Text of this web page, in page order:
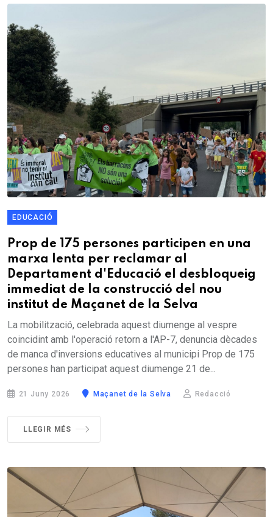
EDUCACIÓ
Prop de 175 persones participen en una
marxa lenta per reclamar al
Departament d'Educació el desbloqueig
immediat de la construcció del nou
institut de Maçanet de la Selva
La mobilització, celebrada aquest diumenge al vespre
coincidint amb l'operació retorn a l'AP-7, denuncia dècades
de manca d'inversions educatives al municipi Prop de 175
persones han participat aquest diumenge 21 de...
21 Juny 2026 Maçanet de la Selva Redacció
LLEGIR MÉS